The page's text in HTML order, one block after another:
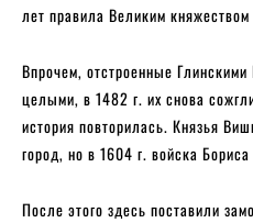
лет правила Великим
Впрочем, отстроенные
целыми, в 1482 г. их снова
история повторилась. Князья
город, но в 1604 г. войска
После этого здесь поставили